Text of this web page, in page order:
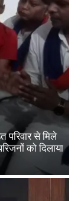
परिवार से मिले
को दिलाया